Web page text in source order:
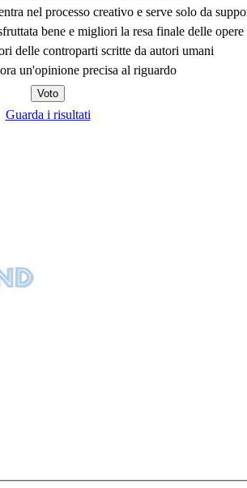
nel processo creativo e serve solo da
bene e migliori la resa finale delle opere
delle controparti scritte da autori umani
un'opinione precisa al riguardo
Guarda i risultati